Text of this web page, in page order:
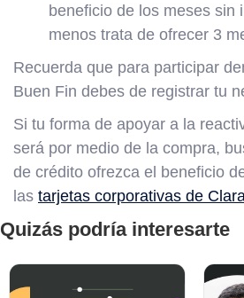
beneficio de los meses sin
menos trata de ofrecer 3
Recuerda que para participar
Buen Fin debes de registrar tu
Si tu forma de apoyar a la
será por medio de la compra,
de crédito ofrezca el beneficio
las tarjetas corporativas de
Quizás podría interesarte